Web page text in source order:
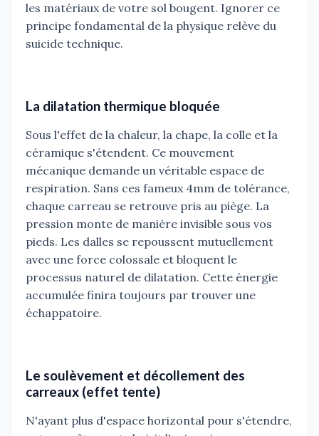
les matériaux de votre sol bougent. Ignorer ce
principe fondamental de la physique relève du
suicide technique.
La dilatation thermique bloquée
Sous l'effet de la chaleur, la chape, la colle et la
céramique s'étendent. Ce mouvement
mécanique demande un véritable espace de
respiration. Sans ces fameux 4mm de tolérance,
chaque carreau se retrouve pris au piège. La
pression monte de manière invisible sous vos
pieds. Les dalles se repoussent mutuellement
avec une force colossale et bloquent le
processus naturel de dilatation. Cette énergie
accumulée finira toujours par trouver une
échappatoire.
Le soulèvement et décollement des
carreaux (effet tente)
N'ayant plus d'espace horizontal pour s'étendre,